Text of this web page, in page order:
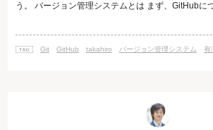
う。 バージョン管理システムとは まず、GitHubに
ジョン管理システム」という言葉を覚えておく必
といった、ソースコードの更新や修正を記録し管理
Git GitHub takahiro バージョン管理システム 有